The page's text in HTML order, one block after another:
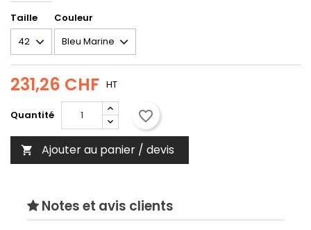
Taille Couleur
231,26 CHF HT
Quantité favorite_border
 Ajouter au panier / devis
Notes et avis clients